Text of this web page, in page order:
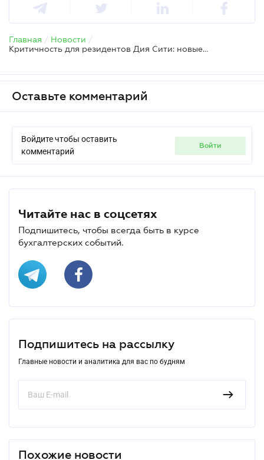
Главная / Новости /
Критичность для резидентов Дия Сити: новые требования отсрочивают возможность бронирования
Оставьте комментарий
Войдите чтобы оставить
комментарий
войти
Читайте нас в соцсетях
Подпишитесь, чтобы всегда быть в курсе
бухгалтерских событий.
Подпишитесь на рассылку
Главные новости и аналитика для вас по будням
Похожие новости